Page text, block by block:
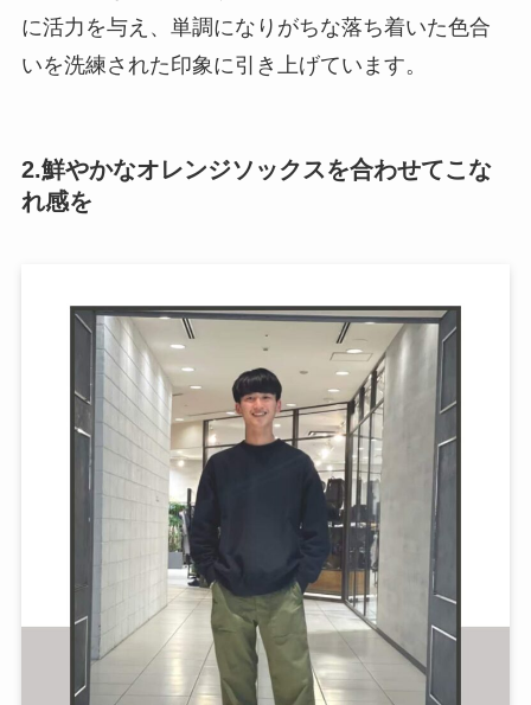
に活力を与え、単調になりがちな落ち着いた色合
いを洗練された印象に引き上げています。
2.鮮やかなオレンジソックスを合わせてこな
れ感を